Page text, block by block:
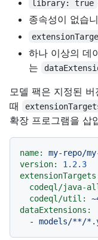
library: true
종속성이 없습
하나 이상의 데
는
모델 팩은 지정된
때
확장 프로그램을 삽
name:
my-repo/
version:
1.2.3
codeql/java-
codeql/util:
dataExtensions:
-
models/**/